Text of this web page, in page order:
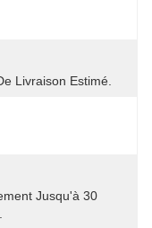
Livraison Estimé.
Jusqu'à 30